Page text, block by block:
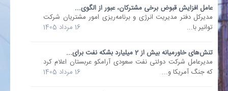
عامل افزایش قبوض برخی مشترکان، عبور از الگوی...
مدیرکل دفتر مدیریت انرژی و برنامه‌ریزی امور مشتریان شرکت
توانیر با...
16 مرداد 1405
تنش‌های خاورمیانه بیش از 2 میلیارد بشکه نفت برای...
مدیرعامل شرکت دولتی نفت سعودی آرامکو عربستان اعلام کرد
که جنگ آمریکا و...
16 مرداد 1405